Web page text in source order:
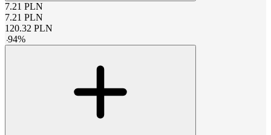
7.21 PLN
7.21 PLN
120.32 PLN
-94%